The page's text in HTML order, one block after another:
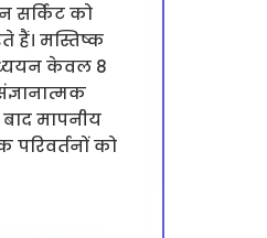
सर्किट को
हैं। मस्तिष्क
केवल 8
बाद मापनीय
परिवर्तनों को